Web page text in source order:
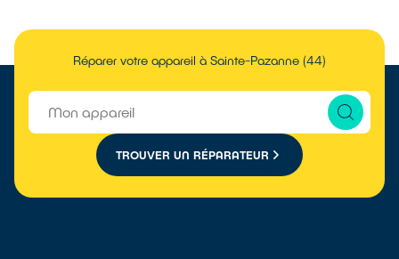
Réparer votre appareil à Sainte-Pazanne (44)
TROUVER UN RÉPARATEUR